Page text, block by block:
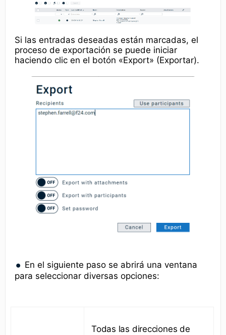
Si las entradas deseadas están marcadas, el
proceso de exportación se puede iniciar
haciendo clic en el botón «Export» (Exportar).
En el siguiente paso se abrirá una ventana
para seleccionar diversas opciones:
Todas las direcciones de